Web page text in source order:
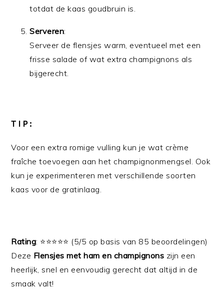
totdat de kaas goudbruin is.
Serveren:
Serveer de flensjes warm, eventueel met een
frisse salade of wat extra champignons als
bijgerecht.
TIP:
Voor een extra romige vulling kun je wat crème
fraîche toevoegen aan het champignonmengsel. Ook
kun je experimenteren met verschillende soorten
kaas voor de gratinlaag.
Rating: ⭐️⭐️⭐️⭐️⭐️ (5/5 op basis van 85 beoordelingen)
Deze Flensjes met ham en champignons zijn een
heerlijk, snel en eenvoudig gerecht dat altijd in de
smaak valt!